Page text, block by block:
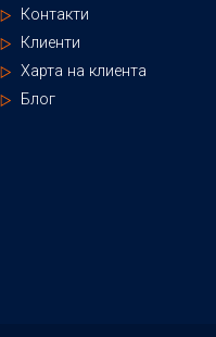
Контакти
Клиенти
Харта на клиента
Блог